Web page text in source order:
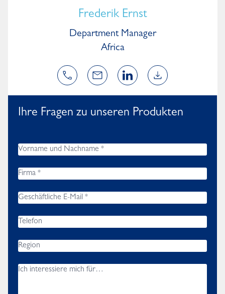
Frederik Ernst
Department Manager
Africa
Ihre Fragen zu unseren Produkten